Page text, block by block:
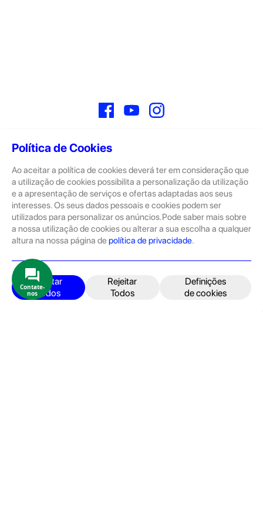
Política de Cookies
Ao aceitar a política de cookies deverá ter em consideração que
a utilização de cookies possibilita a personalização da utilização
e a apresentação de serviços e ofertas adaptadas aos seus
interesses. Os seus dados pessoais e cookies podem ser
utilizados para personalizar os anúncios.Pode saber mais sobre
a nossa utilização de cookies ou alterar a sua escolha a qualquer
altura na nossa página de política de privacidade.
Aceitar
Todos
Rejeitar
Todos
Definições
de cookies
FacebookYouTube
Sobre
A GeekStore é a tua loja de produtos seminovos e novos Apple.
Tratam-se de dispositivos com pouco uso, exposição de loja ou
Novos.
Os seminovos são sempre sujeitos a uma inspeção rigorosa
pelas equipas técnicas que connosco trabalham.
Produtos e Serviços
iPhone
iPad
Contate-
nos